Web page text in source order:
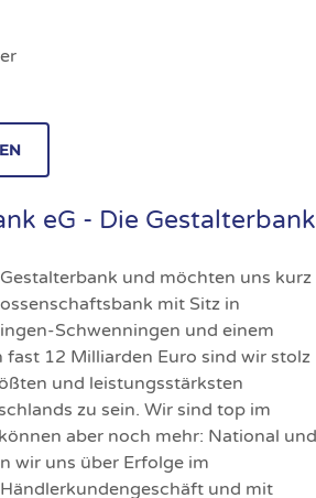
eG - Die Gestalterbank
und möchten uns kurz
mit Sitz in
Schwenningen und einem
fast 12 Milliarden Euro sind wir stolz
und leistungsstärksten
zu sein. Wir sind top im
aber noch mehr: National und
wir uns über Erfolge im
und mit